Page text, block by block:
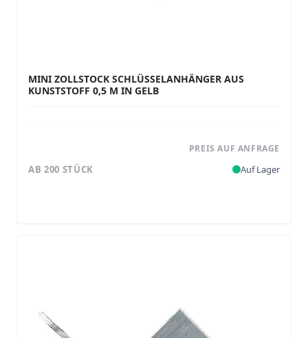
MINI ZOLLSTOCK SCHLÜSSELANHÄNGER AUS
KUNSTSTOFF 0,5 M IN GELB
PREIS AUF ANFRAGE
AB 200 STÜCK Auf Lager